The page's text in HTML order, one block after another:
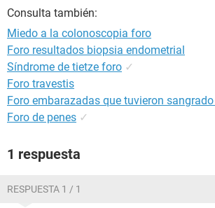
Consulta también:
Miedo a la colonoscopia foro
Foro resultados biopsia endometrial
Síndrome de tietze foro ✓
Foro travestis
Foro embarazadas que tuvieron
Foro de penes ✓
1 respuesta
RESPUESTA 1 / 1